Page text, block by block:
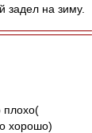
задел на зиму.
плохо(
хорошо)